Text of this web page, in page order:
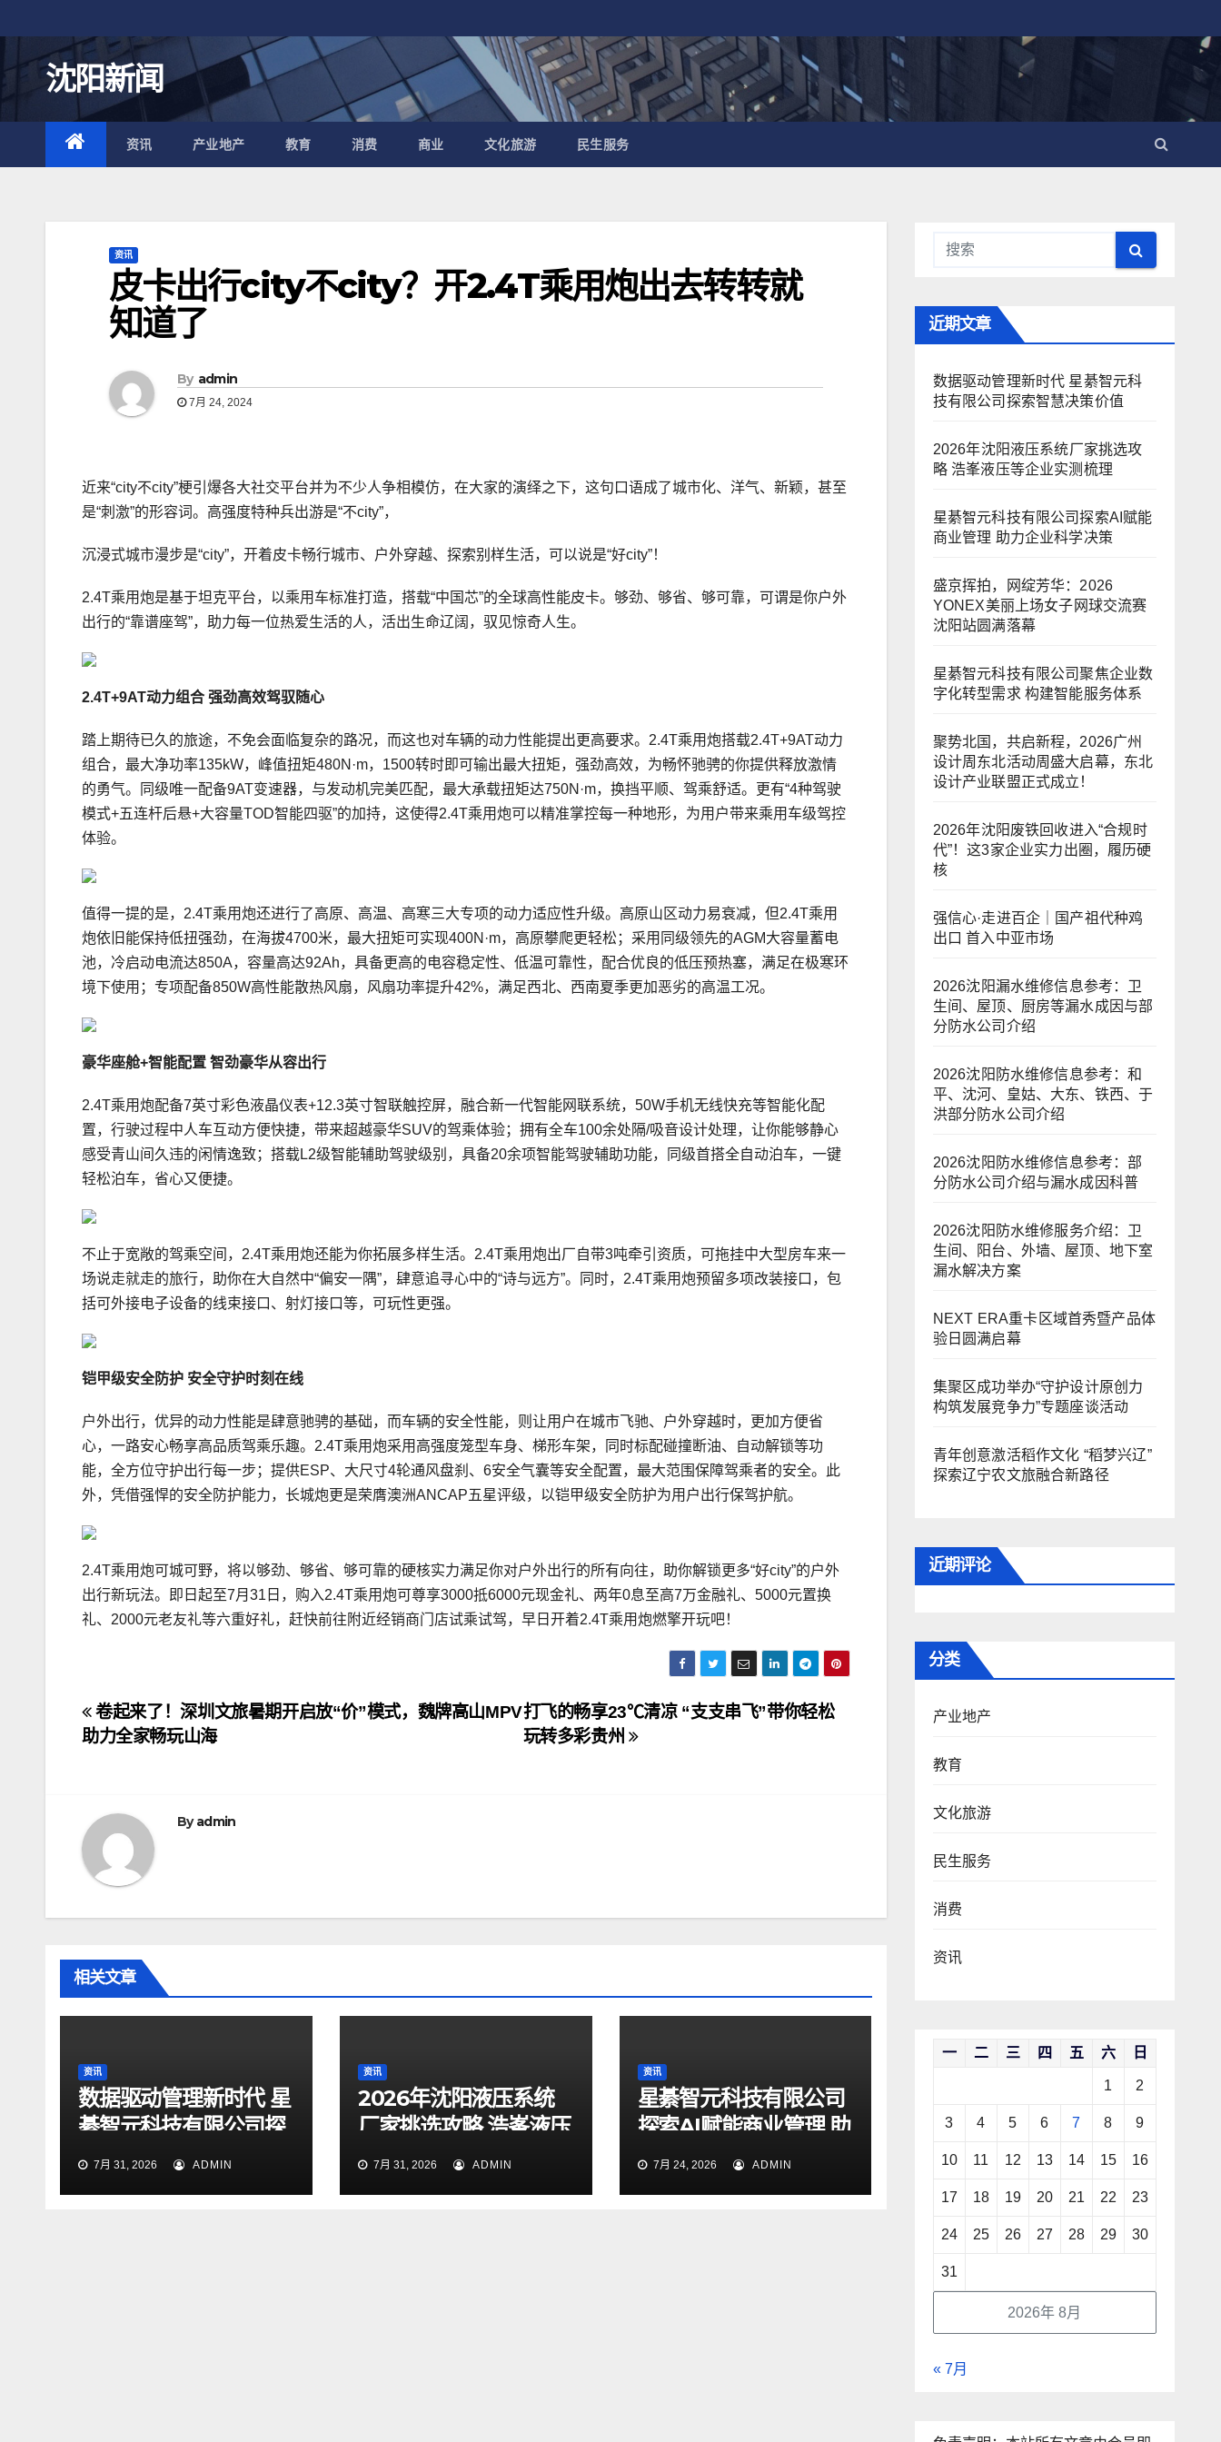
至
内
容
沈阳新闻
资讯 产业地产 教育 消费 商业 文化旅游 民生服务
资讯
皮卡出行city不city？开2.4T乘用炮出去转转就
知道了
By admin
7月 24, 2024
近来“city不city”梗引爆各大社交平台并为不少人争相模仿，在大家的演绎之下，这句口语成了城市化、洋气、新颖，甚至
是“刺激”的形容词。高强度特种兵出游是“不city”，
沉浸式城市漫步是“city”，开着皮卡畅行城市、户外穿越、探索别样生活，可以说是“好city”！
2.4T乘用炮是基于坦克平台，以乘用车标准打造，搭载“中国芯”的全球高性能皮卡。够劲、够省、够可靠，可谓是你户外
出行的“靠谱座驾”，助力每一位热爱生活的人，活出生命辽阔，驭见惊奇人生。
2.4T+9AT动力组合 强劲高效驾驭随心
踏上期待已久的旅途，不免会面临复杂的路况，而这也对车辆的动力性能提出更高要求。2.4T乘用炮搭载2.4T+9AT动力
组合，最大净功率135kW，峰值扭矩480N·m，1500转时即可输出最大扭矩，强劲高效，为畅怀驰骋的你提供释放激情
的勇气。同级唯一配备9AT变速器，与发动机完美匹配，最大承载扭矩达750N·m，换挡平顺、驾乘舒适。更有“4种驾驶
模式+五连杆后悬+大容量TOD智能四驱”的加持，这使得2.4T乘用炮可以精准掌控每一种地形，为用户带来乘用车级驾控
体验。
值得一提的是，2.4T乘用炮还进行了高原、高温、高寒三大专项的动力适应性升级。高原山区动力易衰减，但2.4T乘用
炮依旧能保持低扭强劲，在海拔4700米，最大扭矩可实现400N·m，高原攀爬更轻松；采用同级领先的AGM大容量蓄电
池，冷启动电流达850A，容量高达92Ah，具备更高的电容稳定性、低温可靠性，配合优良的低压预热塞，满足在极寒环
境下使用；专项配备850W高性能散热风扇，风扇功率提升42%，满足西北、西南夏季更加恶劣的高温工况。
豪华座舱+智能配置 智劲豪华从容出行
2.4T乘用炮配备7英寸彩色液晶仪表+12.3英寸智联触控屏，融合新一代智能网联系统，50W手机无线快充等智能化配
置，行驶过程中人车互动方便快捷，带来超越豪华SUV的驾乘体验；拥有全车100余处隔/吸音设计处理，让你能够静心
感受青山间久违的闲情逸致；搭载L2级智能辅助驾驶级别，具备20余项智能驾驶辅助功能，同级首搭全自动泊车，一键
轻松泊车，省心又便捷。
不止于宽敞的驾乘空间，2.4T乘用炮还能为你拓展多样生活。2.4T乘用炮出厂自带3吨牵引资质，可拖挂中大型房车来一
场说走就走的旅行，助你在大自然中“偏安一隅”，肆意追寻心中的“诗与远方”。同时，2.4T乘用炮预留多项改装接口，包
括可外接电子设备的线束接口、射灯接口等，可玩性更强。
铠甲级安全防护 安全守护时刻在线
户外出行，优异的动力性能是肆意驰骋的基础，而车辆的安全性能，则让用户在城市飞驰、户外穿越时，更加方便省
心，一路安心畅享高品质驾乘乐趣。2.4T乘用炮采用高强度笼型车身、梯形车架，同时标配碰撞断油、自动解锁等功
能，全方位守护出行每一步；提供ESP、大尺寸4轮通风盘刹、6安全气囊等安全配置，最大范围保障驾乘者的安全。此
外，凭借强悍的安全防护能力，长城炮更是荣膺澳洲ANCAP五星评级，以铠甲级安全防护为用户出行保驾护航。
2.4T乘用炮可城可野，将以够劲、够省、够可靠的硬核实力满足你对户外出行的所有向往，助你解锁更多“好city”的户外
出行新玩法。即日起至7月31日，购入2.4T乘用炮可尊享3000抵6000元现金礼、两年0息至高7万金融礼、5000元置换
礼、2000元老友礼等六重好礼，赶快前往附近经销商门店试乘试驾，早日开着2.4T乘用炮燃擎开玩吧！
文
章
航
打飞的畅享23℃清凉 “支支串飞”带你轻松
玩转多彩贵州
卷起来了！深圳文旅暑期开启放“价”模式，魏牌高山MPV
助力全家畅玩山海
Byadmin
相关文章
资讯
数据驱动管理新时代 星
綦智元科技有限公司探
索智慧决策价值
7月 31, 2026 ADMIN
资讯
2026年沈阳液压系统
厂家挑选攻略 浩峯液压
等企业实测梳理
7月 31, 2026 ADMIN
资讯
星綦智元科技有限公司
探索AI赋能商业管理 助
力企业科学决策
7月 24, 2026 ADMIN
近期文章
数据驱动管理新时代 星綦智元科
技有限公司探索智慧决策价值
2026年沈阳液压系统厂家挑选攻
略 浩峯液压等企业实测梳理
星綦智元科技有限公司探索AI赋能
商业管理 助力企业科学决策
盛京挥拍，网绽芳华：2026
YONEX美丽上场女子网球交流赛
沈阳站圆满落幕
星綦智元科技有限公司聚焦企业数
字化转型需求 构建智能服务体系
聚势北国，共启新程，2026广州
设计周东北活动周盛大启幕，东北
设计产业联盟正式成立！
2026年沈阳废铁回收进入“合规时
代”！这3家企业实力出圈，履历硬
核
强信心·走进百企｜国产祖代种鸡
出口 首入中亚市场
2026沈阳漏水维修信息参考：卫
生间、屋顶、厨房等漏水成因与部
分防水公司介绍
2026沈阳防水维修信息参考：和
平、沈河、皇姑、大东、铁西、于
洪部分防水公司介绍
2026沈阳防水维修信息参考：部
分防水公司介绍与漏水成因科普
2026沈阳防水维修服务介绍：卫
生间、阳台、外墙、屋顶、地下室
漏水解决方案
NEXT ERA重卡区域首秀暨产品体
验日圆满启幕
集聚区成功举办“守护设计原创力
构筑发展竞争力”专题座谈活动
青年创意激活稻作文化 “稻梦兴辽”
探索辽宁农文旅融合新路径
近期评论
分类
产业地产
教育
文化旅游
民生服务
消费
资讯
2026年 8月
一 二 三 四 五 六 日
1 2
3 4 5 6 7 8 9
10 11 12 13 14 15 16
17 18 19 20 21 22 23
24 25 26 27 28 29 30
31
« 7月